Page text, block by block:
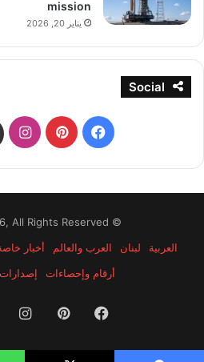
mission
يناير 20, 2026
Social
فيسبوكبينتيريست
© Copyright 2026, All Rights Reserved
العربية
لبنان العرب والعالم أخبار
أرقام وإحصاءات
فيسبوكبينتيريست